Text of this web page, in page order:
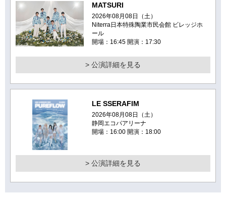
MATSURI
2026年08月08日（土）
Niterra日本特殊陶業市民会館 ビレッジホ
ール
開場：16:45 開演：17:30
> 公演詳細を見る
LE SSERAFIM
2026年08月08日（土）
静岡エコパアリーナ
開場：16:00 開演：18:00
> 公演詳細を見る